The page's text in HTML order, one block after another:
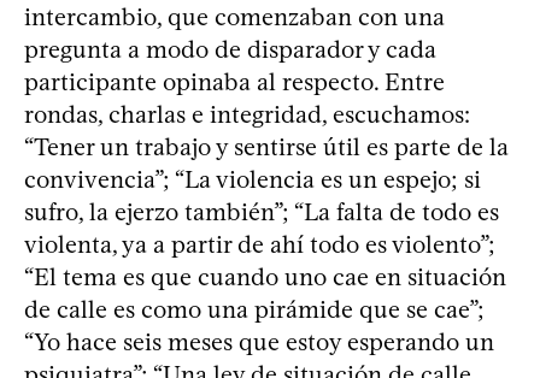
intercambio, que comenzaban con una
pregunta a modo de disparador y cada
participante opinaba al respecto. Entre
rondas, charlas e integridad, escuchamos:
“Tener un trabajo y sentirse útil es parte de la
convivencia”; “La violencia es un espejo; si
sufro, la ejerzo también”; “La falta de todo es
violenta, ya a partir de ahí todo es violento”;
“El tema es que cuando uno cae en situación
de calle es como una pirámide que se cae”;
“Yo hace seis meses que estoy esperando un